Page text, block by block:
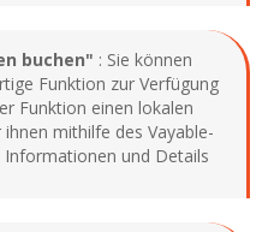
buchen" : Sie können
Funktion zur Verfügung
Funktion einen lokalen
mithilfe des Vayable-
Informationen und Details